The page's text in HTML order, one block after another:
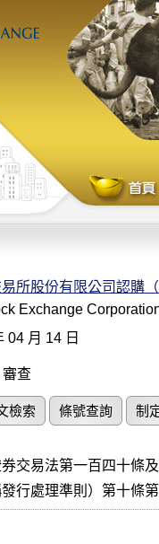
所股份有限公司認購
Exchange
04 月 14 日
審查
檢索 條號查詢 制
交易法第一百四十條
發行處理準則）第十條